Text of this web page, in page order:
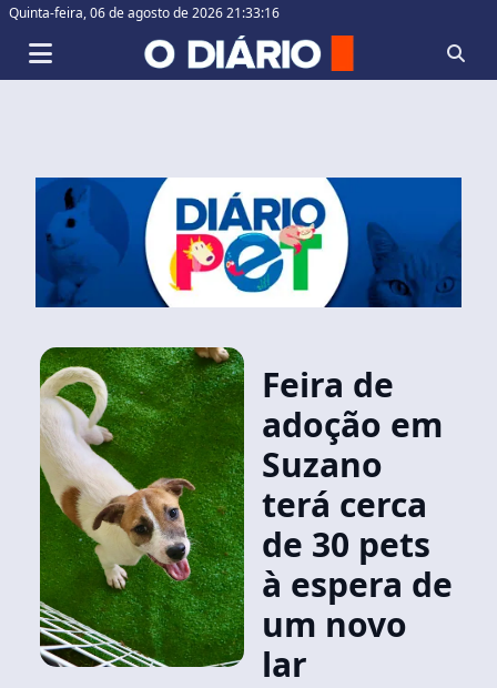
Quinta-feira,06 de agosto de 2026 21:33:17
Feira de
adoção em
Suzano
terá cerca
de 30 pets
à espera de
um novo
lar